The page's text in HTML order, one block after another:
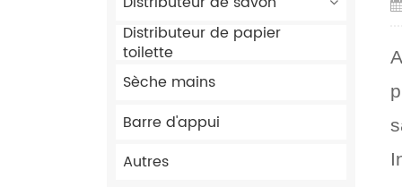
Distributeur de papier
toilette
Sèche mains
Barre d'appui
Autres